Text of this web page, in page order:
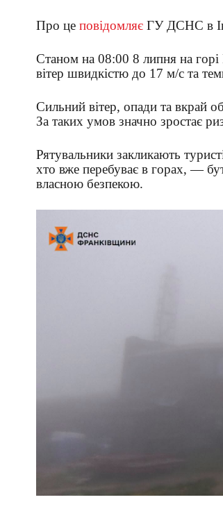
Про це повідомляє ГУ ДСНС в
Станом на 08:00 8 липня на горі
вітер швидкістю до 17 м/с та
Сильний вітер, опади та вкрай
За таких умов значно зростає
Рятувальники закликають
хто вже перебуває в горах, —
власною безпекою.